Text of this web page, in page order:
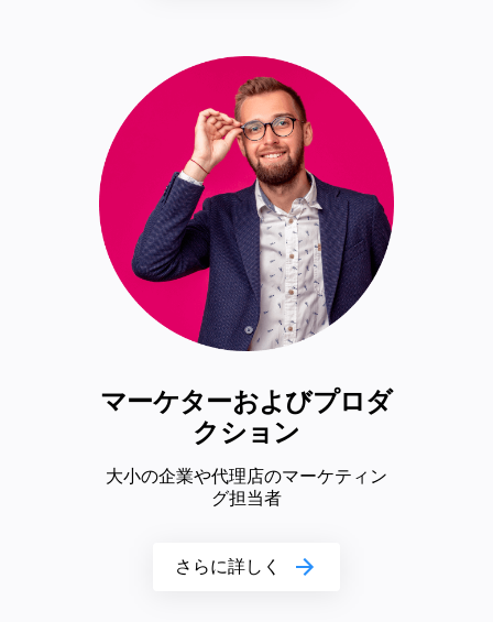
マーケターおよびプロダ
クション
大小の企業や代理店のマーケティン
グ担当者
さらに詳しく